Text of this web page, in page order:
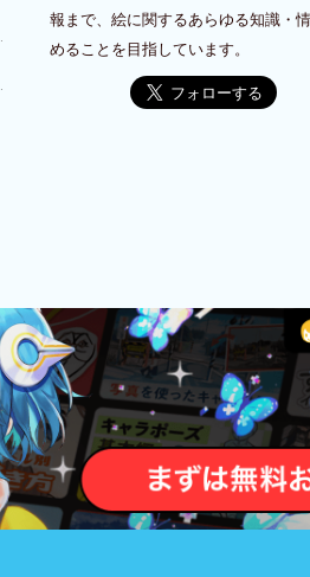
報まで、絵に関するあらゆる知識・
めることを目指しています。